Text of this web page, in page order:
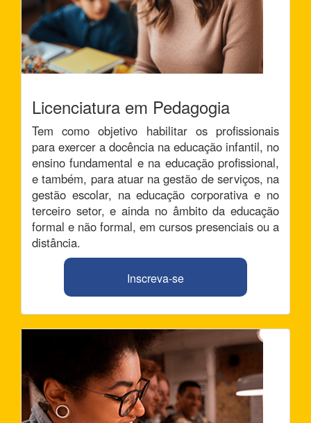
Licenciatura em Pedagogia
Tem como objetivo habilitar os profissionais
para exercer a docência na educação infantil, no
ensino fundamental e na educação profissional,
e também, para atuar na gestão de serviços, na
gestão escolar, na educação corporativa e no
terceiro setor, e ainda no âmbito da educação
formal e não formal, em cursos presenciais ou a
distância.
Inscreva-se